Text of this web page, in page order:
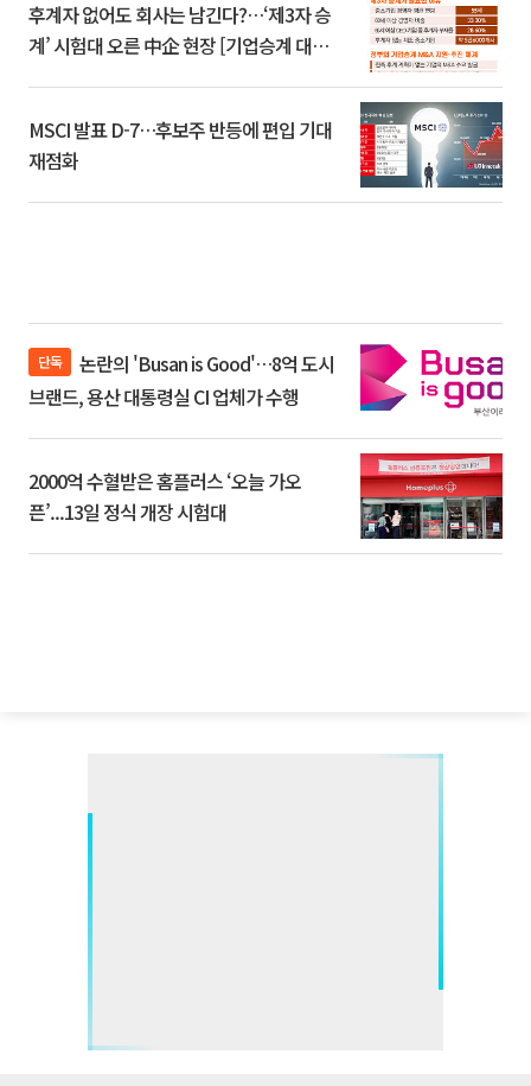
후계자 없어도 회사는 남긴다?…‘제3자 승
계’ 시험대 오른 中企 현장 [기업승계 대전
MSCI 발표 D-7…후보주 반등에 편입 기대
재점화
단독
브랜드, 용산 대통령실 CI 업체가 수행
2000억 수혈받은 홈플러스 ‘오늘 가오
픈’...13일 정식 개장 시험대